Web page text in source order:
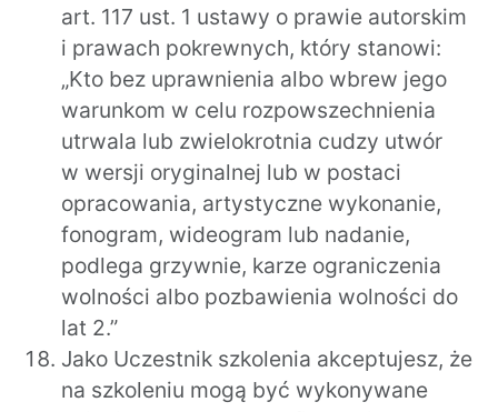
art. 117 ust. 1 ustawy o prawie autorskim
i prawach pokrewnych, który stanowi:
„Kto bez uprawnienia albo wbrew jego
warunkom w celu rozpowszechnienia
utrwala lub zwielokrotnia cudzy utwór
w wersji oryginalnej lub w postaci
opracowania, artystyczne wykonanie,
fonogram, wideogram lub nadanie,
podlega grzywnie, karze ograniczenia
wolności albo pozbawienia wolności do
lat 2.”
Jako Uczestnik szkolenia akceptujesz, że
na szkoleniu mogą być wykonywane